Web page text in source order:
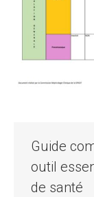
Guide
outil
de santé